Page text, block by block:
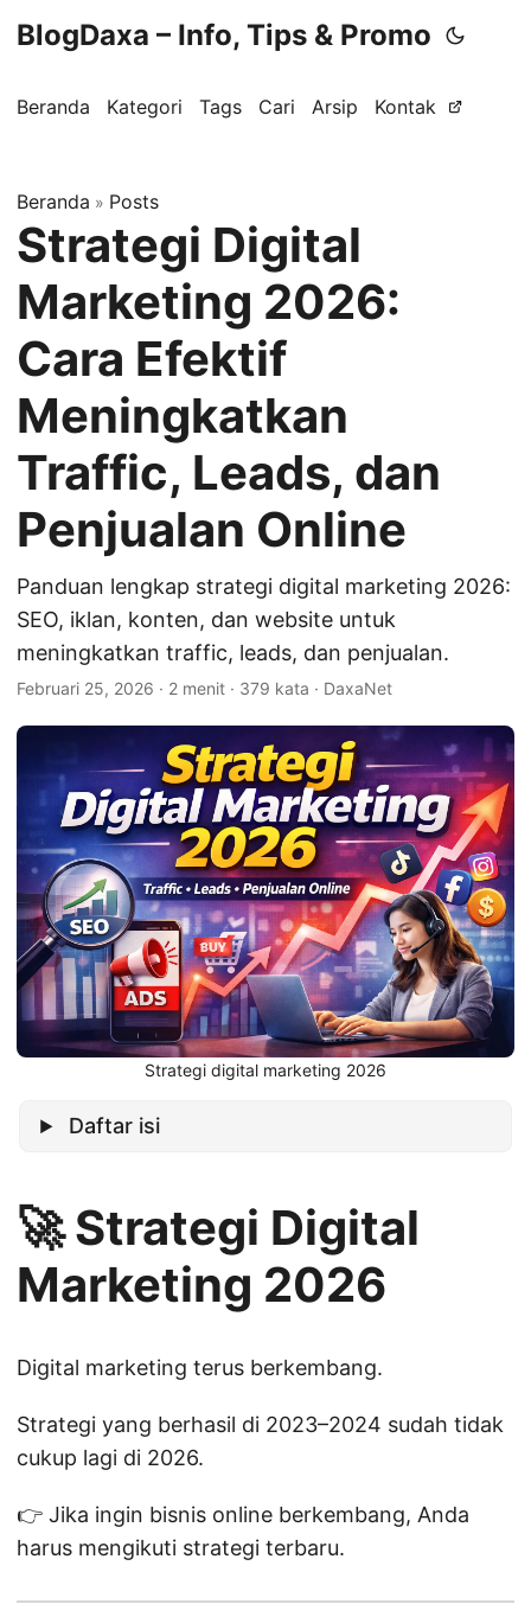
BlogDaxa – Info, Tips & Promo
Beranda Kategori Tags Cari Arsip Kontak
Beranda » Posts
Strategi Digital
Marketing 2026:
Cara Efektif
Meningkatkan
Traffic, Leads, dan
Penjualan Online
Panduan lengkap strategi digital marketing 2026:
SEO, iklan, konten, dan website untuk
meningkatkan traffic, leads, dan penjualan.
Februari 25, 2026 · 2 menit · 379 kata · DaxaNet
Strategi digital marketing 2026
Daftar isi
🚀 Strategi Digital
Marketing 2026
Digital marketing terus berkembang.
Strategi yang berhasil di 2023–2024 sudah tidak
cukup lagi di 2026.
👉 Jika ingin bisnis online berkembang, Anda
harus mengikuti strategi terbaru.